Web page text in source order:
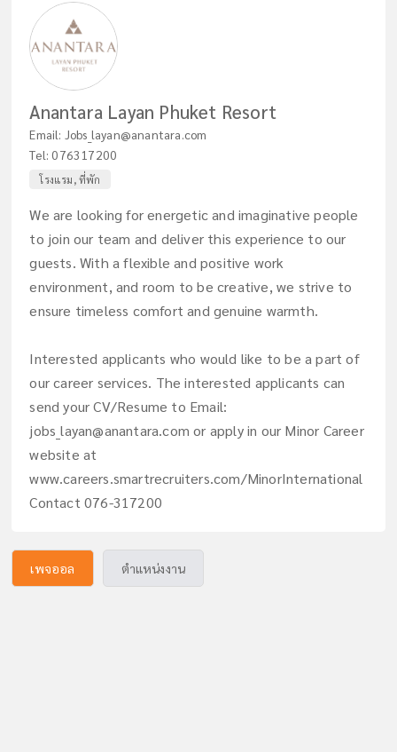
Anantara Layan Phuket Resort
Email: Jobs_layan@anantara.com
Tel:076317200
โรงแรม, ที่พัก
We are looking for energetic and imaginative people
to join our team and deliver this experience to our
guests. With a flexible and positive work
environment, and room to be creative, we strive to
ensure timeless comfort and genuine warmth.
Interested applicants who would like to be a part of
our career services. The interested applicants can
send your CV/Resume to Email:
jobs_layan@anantara.com or apply in our Minor Career
website at
www.careers.smartrecruiters.com/MinorInternational
Contact 076-317200
เพจออล ตำแหน่งงาน